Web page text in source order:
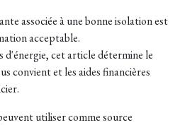
associée à une bonne isolation est
acceptable.
d'énergie, cet article détermine le
convient et les aides financières
utiliser comme source